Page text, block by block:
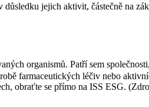
jejich aktivit, částečně na
organismů. Patří sem
farmaceutických léčiv nebo
obraťte se přímo na ISS ESG.